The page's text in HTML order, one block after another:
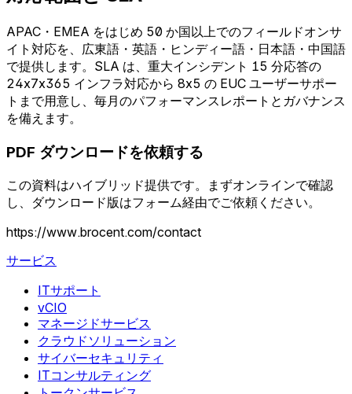
APAC・EMEA をはじめ 50 か国以上でのフィールドオンサ
イト対応を、広東語・英語・ヒンディー語・日本語・中国語
で提供します。SLA は、重大インシデント 15 分応答の
24x7x365 インフラ対応から 8x5 の EUC ユーザーサポー
トまで用意し、毎月のパフォーマンスレポートとガバナンス
を備えます。
PDF ダウンロードを依頼する
この資料はハイブリッド提供です。まずオンラインで確認
し、ダウンロード版はフォーム経由でご依頼ください。
https://www.brocent.com/contact
サービス
ITサポート
vCIO
マネージドサービス
クラウドソリューション
サイバーセキュリティ
ITコンサルティング